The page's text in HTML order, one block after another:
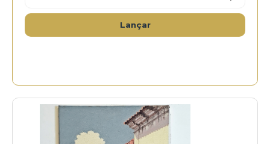
Lançar